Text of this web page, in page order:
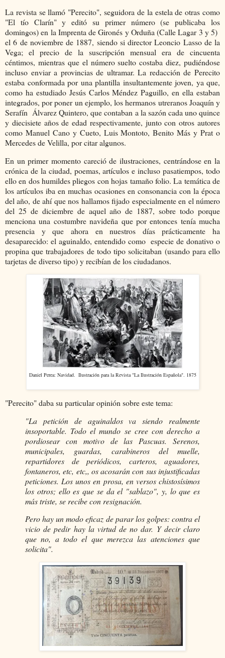
La revista se llamó "Perecito", seguidora de la estela de otras como
"El tío Clarín" y editó su primer número (se publicaba los
domingos) en la Imprenta de Gironés y Orduña (Calle Lagar 3 y 5)
el 6 de noviembre de 1887, siendo si director Leoncio Lasso de la
Vega; el precio de la suscripción mensual era de cincuenta
céntimos, mientras que el número suelto costaba diez, pudiéndose
incluso enviar a provincias de ultramar. La redacción de Perecito
estaba conformada por una plantilla insultantemente joven, ya que,
como ha estudiado Jesús Carlos Méndez Paguillo, en ella estaban
integrados, por poner un ejemplo, los hermanos utreranos Joaquín y
Serafín Álvarez Quintero, que contaban a la sazón cada uno quince
y diecisiete años de edad respectivamente, junto con otros autores
como Manuel Cano y Cueto, Luis Montoto, Benito Más y Prat o
Mercedes de Velilla, por citar algunos.
En un primer momento careció de ilustraciones, centrándose en la
crónica de la ciudad, poemas, artículos e incluso pasatiempos, todo
ello en dos humildes pliegos con hojas tamaño folio. La temática de
los artículos iba en muchas ocasiones en consonancia con la época
del año, de ahí que nos hallamos fijado especialmente en el número
del 25 de diciembre de aquel año de 1887, sobre todo porque
menciona una costumbre navideña que por entonces tenía mucha
presencia y que ahora en nuestros días prácticamente ha
desaparecido: el aguinaldo, entendido como especie de donativo o
propina que trabajadores de todo tipo solicitaban (usando para ello
tarjetas de diverso tipo) y recibían de los ciudadanos.
Daniel Perea: Navidad. Ilustración para la Revista "La Ilustración Española". 1875
"Perecito" daba su particular opinión sobre este tema:
"La petición de aguinaldos va siendo realmente
insoportable. Todo el mundo se cree con derecho a
pordiosear con motivo de las Pascuas. Serenos,
municipales, guardas, carabineros del muelle,
repartidores de periódicos, carteros, aguadores,
fontaneros, etc, etc,, os acosarán con sus injustificadas
peticiones. Los unos en prosa, en versos chistosísimos
los otros; ello es que se da el "sablazo", y, lo que es
más triste, se recibe con resignación.
Pero hay un modo eficaz de parar los golpes: contra el
vicio de pedir hay la virtud de no dar. Y decir claro
que no, a todo el que merezca las atenciones que
solicita".